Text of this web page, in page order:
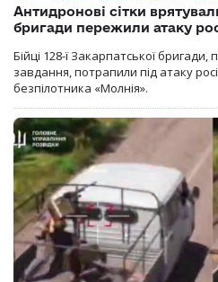
Антидронові сітки
бригади пережили атаку
Бійці 128-ї Закарпатської
завдання, потрапили під атаку
безпілотника «Молнія».